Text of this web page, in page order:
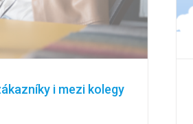
i mezi kolegy